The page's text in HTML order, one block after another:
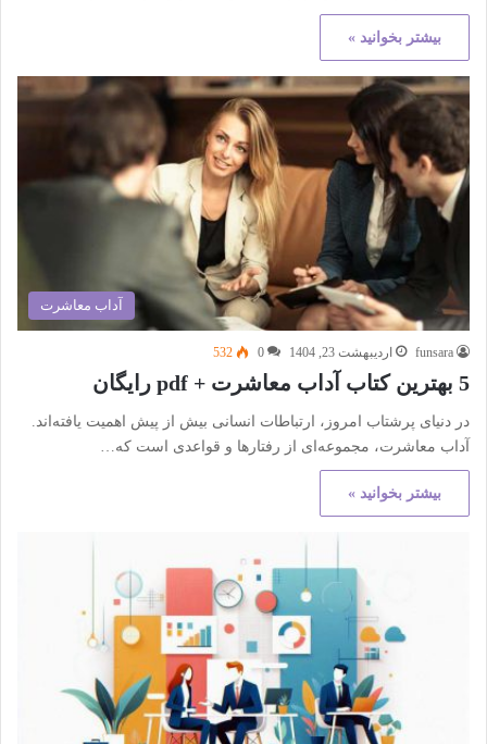
بیشتر بخوانید »
آداب معاشرت
funsara اردیبهشت 23, 1404 0
532
5 بهترین کتاب آداب معاشرت + pdf رایگان
در دنیای پرشتاب امروز، ارتباطات انسانی بیش از پیش اهمیت یافته‌اند.
آداب معاشرت، مجموعه‌ای از رفتارها و قواعدی است که…
بیشتر بخوانید »